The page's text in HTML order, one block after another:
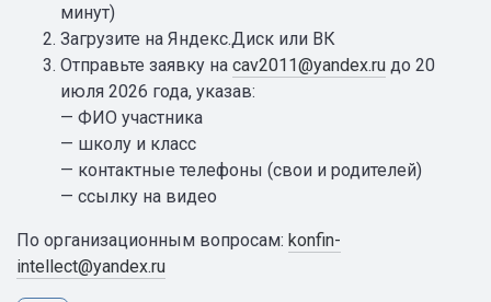
минут)
Загрузите на Яндекс.Диск или ВК
Отправьте заявку на cav2011@yandex.ru до 20
июля 2026 года, указав:
— ФИО участника
— школу и класс
— контактные телефоны (свои и родителей)
— ссылку на видео
По организационным вопросам: konfin-
intellect@yandex.ru